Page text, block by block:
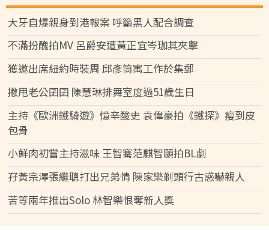
大牙自爆親身到港報案 呼籲黑人配合調查
不滿扮醜拍MV 呂爵安遭黃正宜岑珈其夾擊
獲邀出席紐約時裝周 邱彥筒寓工作於集郵
撇甩老公囝囝 陳慧琳排舞室度過51歲生日
主持《歐洲鐵騎遊》憶辛酸史 袁偉豪拍《鐵探》瘦到皮
包骨
小鮮肉初嘗主持滋味 王智騫范麒智願拍BL劇
孖黃宗澤張繼聰打出兄弟情 陳家樂剃頭行古惑嚇親人
苦等兩年推出Solo 林智樂恨奪新人獎